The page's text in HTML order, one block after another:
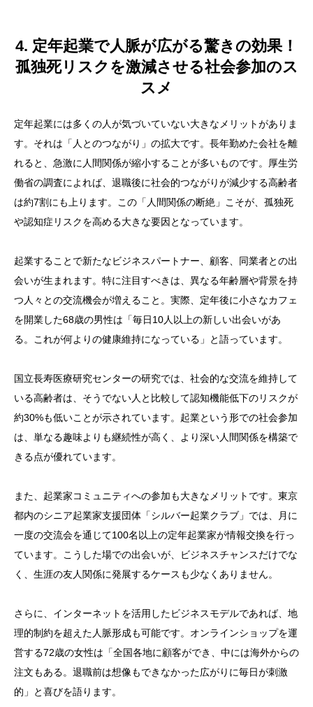
4. 定年起業で人脈が広がる驚きの効果！
孤独死リスクを激減させる社会参加のス
スメ
定年起業には多くの人が気づいていない大きなメリットがありま
す。それは「人とのつながり」の拡大です。長年勤めた会社を離
れると、急激に人間関係が縮小することが多いものです。厚生労
働省の調査によれば、退職後に社会的つながりが減少する高齢者
は約7割にも上ります。この「人間関係の断絶」こそが、孤独死
や認知症リスクを高める大きな要因となっています。
起業することで新たなビジネスパートナー、顧客、同業者との出
会いが生まれます。特に注目すべきは、異なる年齢層や背景を持
つ人々との交流機会が増えること。実際、定年後に小さなカフェ
を開業した68歳の男性は「毎日10人以上の新しい出会いがあ
る。これが何よりの健康維持になっている」と語っています。
国立長寿医療研究センターの研究では、社会的な交流を維持して
いる高齢者は、そうでない人と比較して認知機能低下のリスクが
約30%も低いことが示されています。起業という形での社会参加
は、単なる趣味よりも継続性が高く、より深い人間関係を構築で
きる点が優れています。
また、起業家コミュニティへの参加も大きなメリットです。東京
都内のシニア起業家支援団体「シルバー起業クラブ」では、月に
一度の交流会を通じて100名以上の定年起業家が情報交換を行っ
ています。こうした場での出会いが、ビジネスチャンスだけでな
く、生涯の友人関係に発展するケースも少なくありません。
さらに、インターネットを活用したビジネスモデルであれば、地
理的制約を超えた人脈形成も可能です。オンラインショップを運
営する72歳の女性は「全国各地に顧客ができ、中には海外からの
注文もある。退職前は想像もできなかった広がりに毎日が刺激
的」と喜びを語ります。